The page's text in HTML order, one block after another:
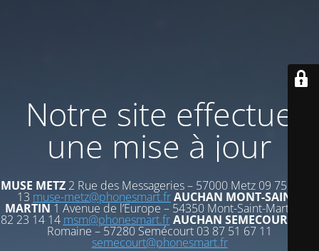
Notre site effectue
une mise à jour
MUSE METZ 2 Rue des Messageries – 57000 Metz 09 75 72 53
13 muse-metz@phonesmart.frAUCHAN MONT-SAINT-
MARTIN 1 Avenue de l’Europe – 54350 Mont-Saint-Martin 03
82 23 14 14 msm@phonesmart.fr AUCHAN SEMECOURT
Romaine – 57280 Semécourt 03 87 51 67 11
semecourt@phonesmart.fr